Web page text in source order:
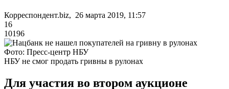
Корреспондент.biz, 26 марта 2019, 11:57
16
10196
Фото: Пресс-центр НБУ
НБУ не смог продать гривны в рулонах
Для участия во втором аукционе